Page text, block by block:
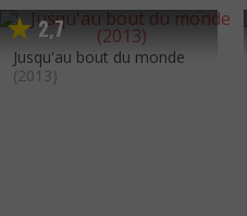
2,7
Jusqu'au bout du monde
(2013)